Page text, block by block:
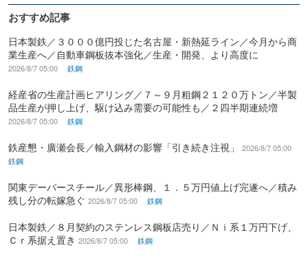
おすすめ記事
日本製鉄／３０００億円投じた名古屋・新熱延ライン／今月から商
業生産へ／自動車鋼板抜本強化／生産・開発、より高度に
2026/8/7 05:00 鉄鋼
経産省の生産計画ヒアリング／７～９月粗鋼２１２０万トン／半製
品生産が押し上げ、駆け込み需要の可能性も／２四半期連続増
2026/8/7 05:00 鉄鋼
鉄産懇・廣瀬会長／輸入鋼材の影響「引き続き注視」
2026/8/7 05:00
鉄鋼
関東デーバースチール／異形棒鋼、１．５万円値上げ完遂へ／積み
残し分の転嫁急ぐ 2026/8/7 05:00 鉄鋼
日本製鉄／８月契約のステンレス鋼板店売り／Ｎｉ系１万円下げ、
Ｃｒ系据え置き 2026/8/7 05:00 鉄鋼